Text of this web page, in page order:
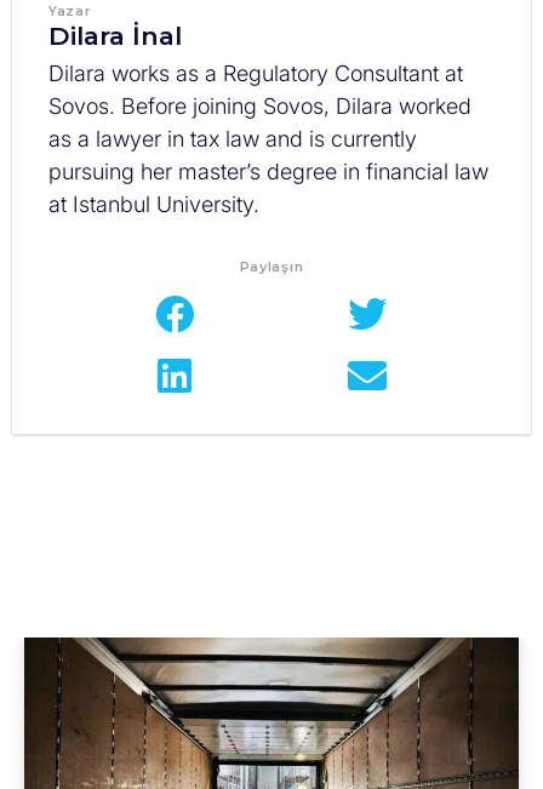
Yazar
Dilara İnal
Dilara works as a Regulatory Consultant at
Sovos. Before joining Sovos, Dilara worked
as a lawyer in tax law and is currently
pursuing her master’s degree in financial law
at Istanbul University.
Paylaşın​